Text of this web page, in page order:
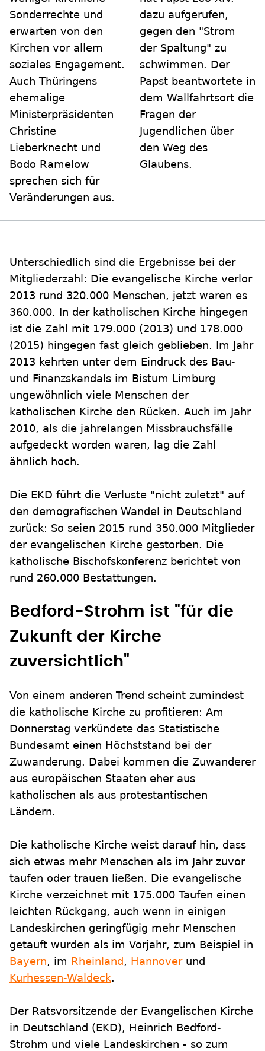
Sonderrechte und
erwarten von den
Kirchen vor allem
soziales Engagement.
Auch Thüringens
ehemalige
Ministerpräsidenten
Christine
Lieberknecht und
Bodo Ramelow
sprechen sich für
Veränderungen aus.
dazu aufgerufen,
gegen den "Strom
der Spaltung" zu
schwimmen. Der
Papst beantwortete in
dem Wallfahrtsort die
Fragen der
Jugendlichen über
den Weg des
Glaubens.
Unterschiedlich sind die Ergebnisse bei der
Mitgliederzahl: Die evangelische Kirche verlor
2013 rund 320.000 Menschen, jetzt waren es
360.000. In der katholischen Kirche hingegen
ist die Zahl mit 179.000 (2013) und 178.000
(2015) hingegen fast gleich geblieben. Im Jahr
2013 kehrten unter dem Eindruck des Bau-
und Finanzskandals im Bistum Limburg
ungewöhnlich viele Menschen der
katholischen Kirche den Rücken. Auch im Jahr
2010, als die jahrelangen Missbrauchsfälle
aufgedeckt worden waren, lag die Zahl
ähnlich hoch.
Die EKD führt die Verluste "nicht zuletzt" auf
den demografischen Wandel in Deutschland
zurück: So seien 2015 rund 350.000 Mitglieder
der evangelischen Kirche gestorben. Die
katholische Bischofskonferenz berichtet von
rund 260.000 Bestattungen.
Bedford-Strohm ist "für die
Zukunft der Kirche
zuversichtlich"
Von einem anderen Trend scheint zumindest
die katholische Kirche zu profitieren: Am
Donnerstag verkündete das Statistische
Bundesamt einen Höchststand bei der
Zuwanderung. Dabei kommen die Zuwanderer
aus europäischen Staaten eher aus
katholischen als aus protestantischen
Ländern.
Die katholische Kirche weist darauf hin, dass
sich etwas mehr Menschen als im Jahr zuvor
taufen oder trauen ließen. Die evangelische
Kirche verzeichnet mit 175.000 Taufen einen
leichten Rückgang, auch wenn in einigen
Landeskirchen geringfügig mehr Menschen
getauft wurden als im Vorjahr, zum Beispiel in
Bayern, im Rheinland, Hannoverund
Kurhessen-Waldeck.
Der Ratsvorsitzende der Evangelischen Kirche
in Deutschland (EKD), Heinrich Bedford-
Strohm und viele Landeskirchen - so zum